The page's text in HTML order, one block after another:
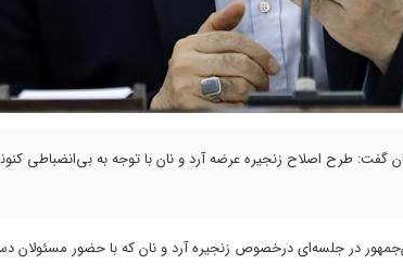
طرح اصلاح زنجیره عرضه آرد و نان با توجه به بی‌انضباطی
در جلسه‌ای درخصوص زنجیره آرد و نان که با حضور مسئولان